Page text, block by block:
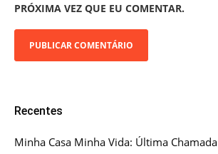
PRÓXIMA VEZ QUE EU COMENTAR.
Recentes
Minha Casa Minha Vida: Última Chamada